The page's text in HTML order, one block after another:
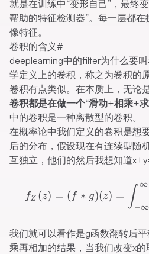
就是在训练中“变形自己”，最终
帮助的特征检测器”。每一层都
像特征。
卷积的含义#
deeplearning中的filter为什么要
学定义上的卷积，称之为卷积的
卷积有点类似。在本质上，无论
卷积都是在做一个“滑动+相乘+
中的卷积是一种离散型的卷积。
在概率论中我们定义的卷积是想
后的分布，假设现在有连续型随
互独立，他们的然后我想知道
fZ (z) = ( f ∗ g)(z) = ∫−∞
∞
我们就可以看作是g函数翻转后
乘再相加的结果，当我们改变x